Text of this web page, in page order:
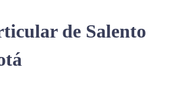
de Salento